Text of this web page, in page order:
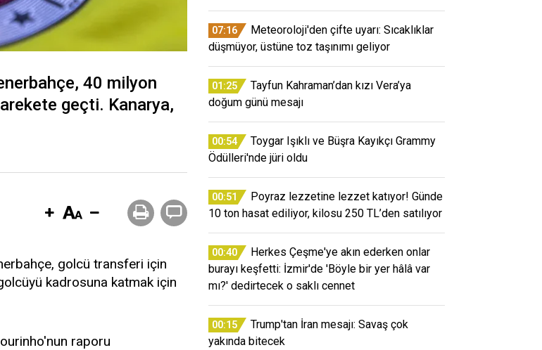
40 milyon
geçti. Kanarya,
golcü transferi için
kadrosuna katmak için
raporu
07:16
Meteoroloji'den çifte uyarı: Sıcaklıklar
düşmüyor, üstüne toz taşınımı geliyor
01:25
Tayfun Kahraman’dan kızı Vera’ya
doğum günü mesajı
00:54
Toygar Işıklı ve Büşra Kayıkçı Grammy
Ödülleri'nde jüri oldu
00:51
Poyraz lezzetine lezzet katıyor! Günde
10 ton hasat ediliyor, kilosu 250 TL’den satılıyor
00:40
Herkes Çeşme'ye akın ederken onlar
burayı keşfetti: İzmir'de 'Böyle bir yer hâlâ var
mı?' dedirtecek o saklı cennet
00:15
Trump'tan İran mesajı: Savaş çok
yakında bitecek